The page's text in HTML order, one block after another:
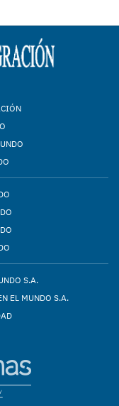
S.A.
EL MUNDO S.A.